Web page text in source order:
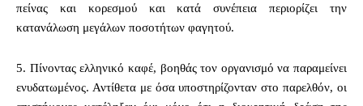
πείνας και κορεσμού και κατά συνέπεια περιορίζει την
κατανάλωση μεγάλων ποσοτήτων φαγητού.
5. Πίνοντας ελληνικό καφέ, βοηθάς τον οργανισμό να παραμείνει
ενυδατωμένος. Αντίθετα με όσα υποστηρίζονταν στο παρελθόν, οι